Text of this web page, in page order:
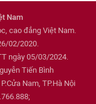
Nam
cao đẳng Việt Nam.
02/2020.
ngày 05/03/2024.
Tiến Bình
Nam, TP.Hà Nội